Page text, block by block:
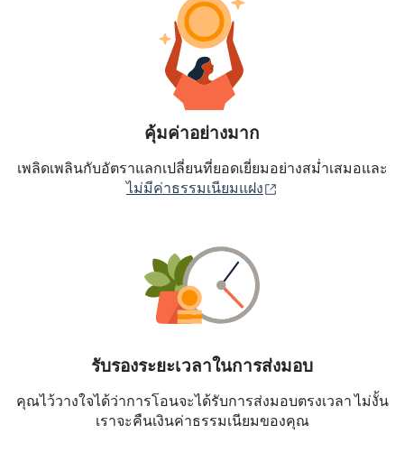
คุ้มค่าอย่างมาก
เพลิดเพลินกับอัตราแลกเปลี่ยนที่ยอดเยี่ยมอย่างสม่ำเสมอและ
ไม่มีค่าธรรมเนียมแฝง
รับรองระยะเวลาในการส่งมอบ
คุณไว้วางใจได้ว่าการโอนจะได้รับการส่งมอบตรงเวลา ไม่งั้น
เราจะคืนเงินค่าธรรมเนียมของคุณ